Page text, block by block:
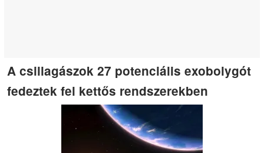
A csillagászok 27 potenciális exobolygót
fedeztek fel kettős rendszerekben